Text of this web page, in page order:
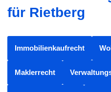
für Rietberg
Immobilienkaufrecht
Maklerrecht